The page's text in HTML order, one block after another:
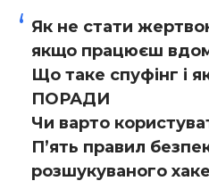
Як не стати
якщо працюєш
Що таке спуфінг і
ПОРАДИ
Чи варто
П’ять правил
розшукуваного